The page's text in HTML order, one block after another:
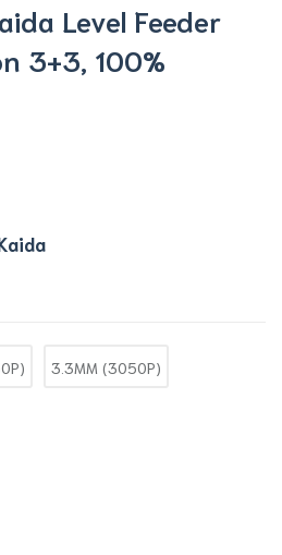
Level Feeder
3+3, 100%
3.3MM (3050P)